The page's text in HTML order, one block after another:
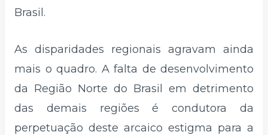
Brasil.
As disparidades regionais agravam ainda
mais o quadro. A falta de desenvolvimento
da Região Norte do Brasil em detrimento
das demais regiões é condutora da
perpetuação deste arcaico estigma para a